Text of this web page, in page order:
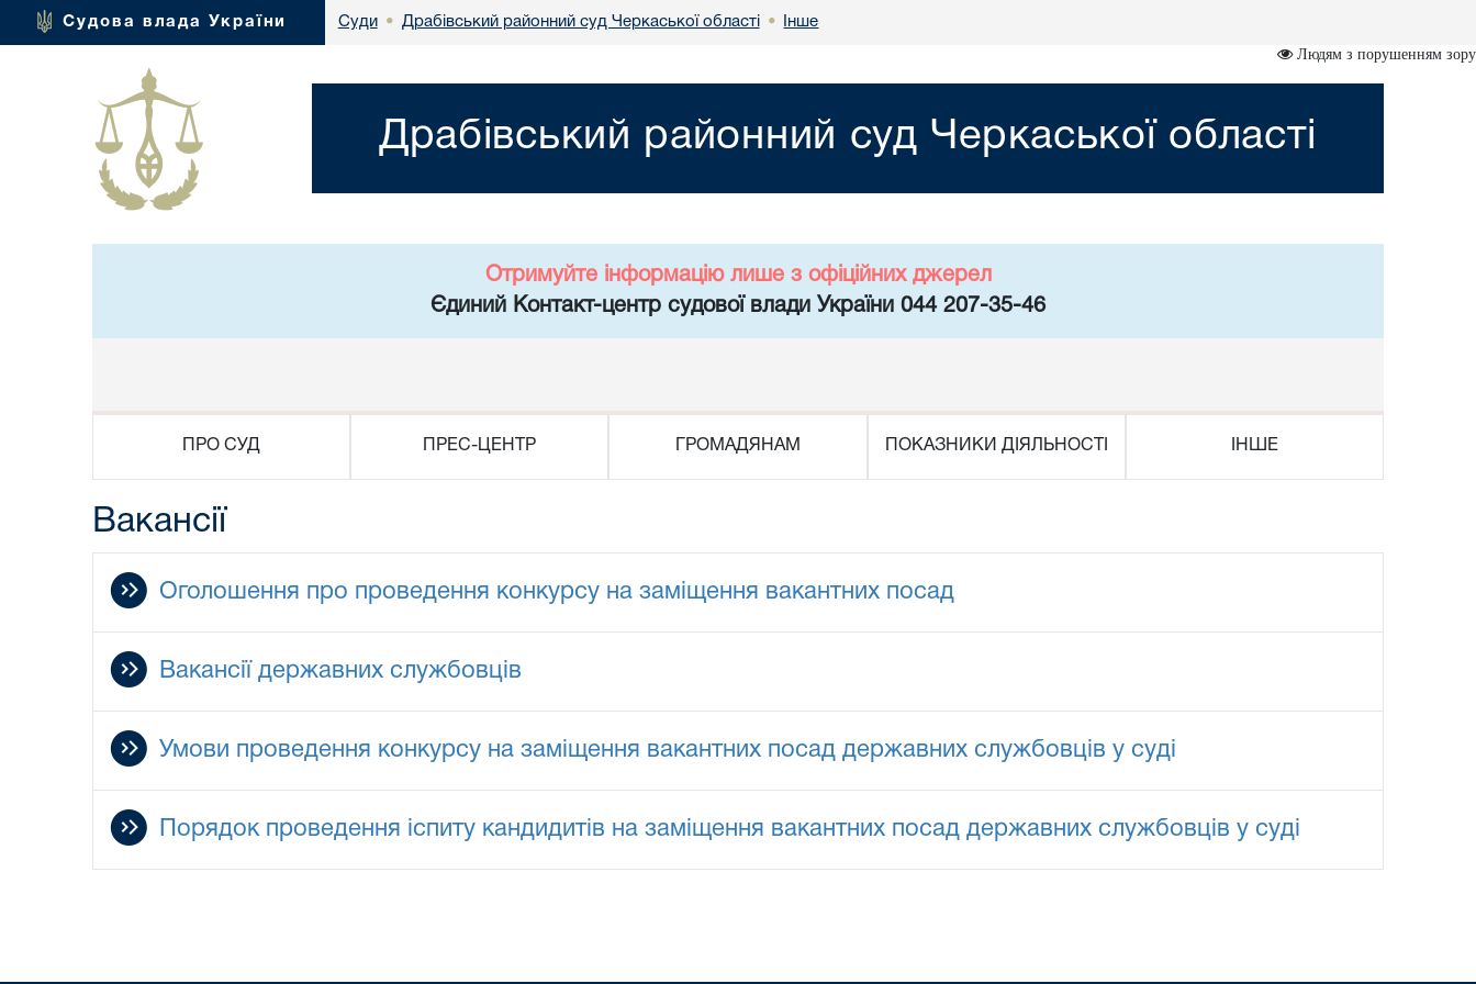
Судова влада України Суди • Драбівський районний суд Черкаської області • Інше
Людям з порушенням зору
Драбівський районний суд Черкаської області
Отримуйте інформацію лише з офіційних джерел
Єдиний Контакт-центр судової влади України 044 207-35-46
ПРО СУД ПРЕС-ЦЕНТР ГРОМАДЯНАМ ПОКАЗНИКИ ДІЯЛЬНОСТІ ІНШЕ
Вакансії
Оголошення про проведення конкурсу на заміщення вакантних посад
Вакансії державних службовців
Умови проведення конкурсу на заміщення вакантних посад державних службовців у суді
Порядок проведення іспиту кандидитів на заміщення вакантних посад державних службовців у суді